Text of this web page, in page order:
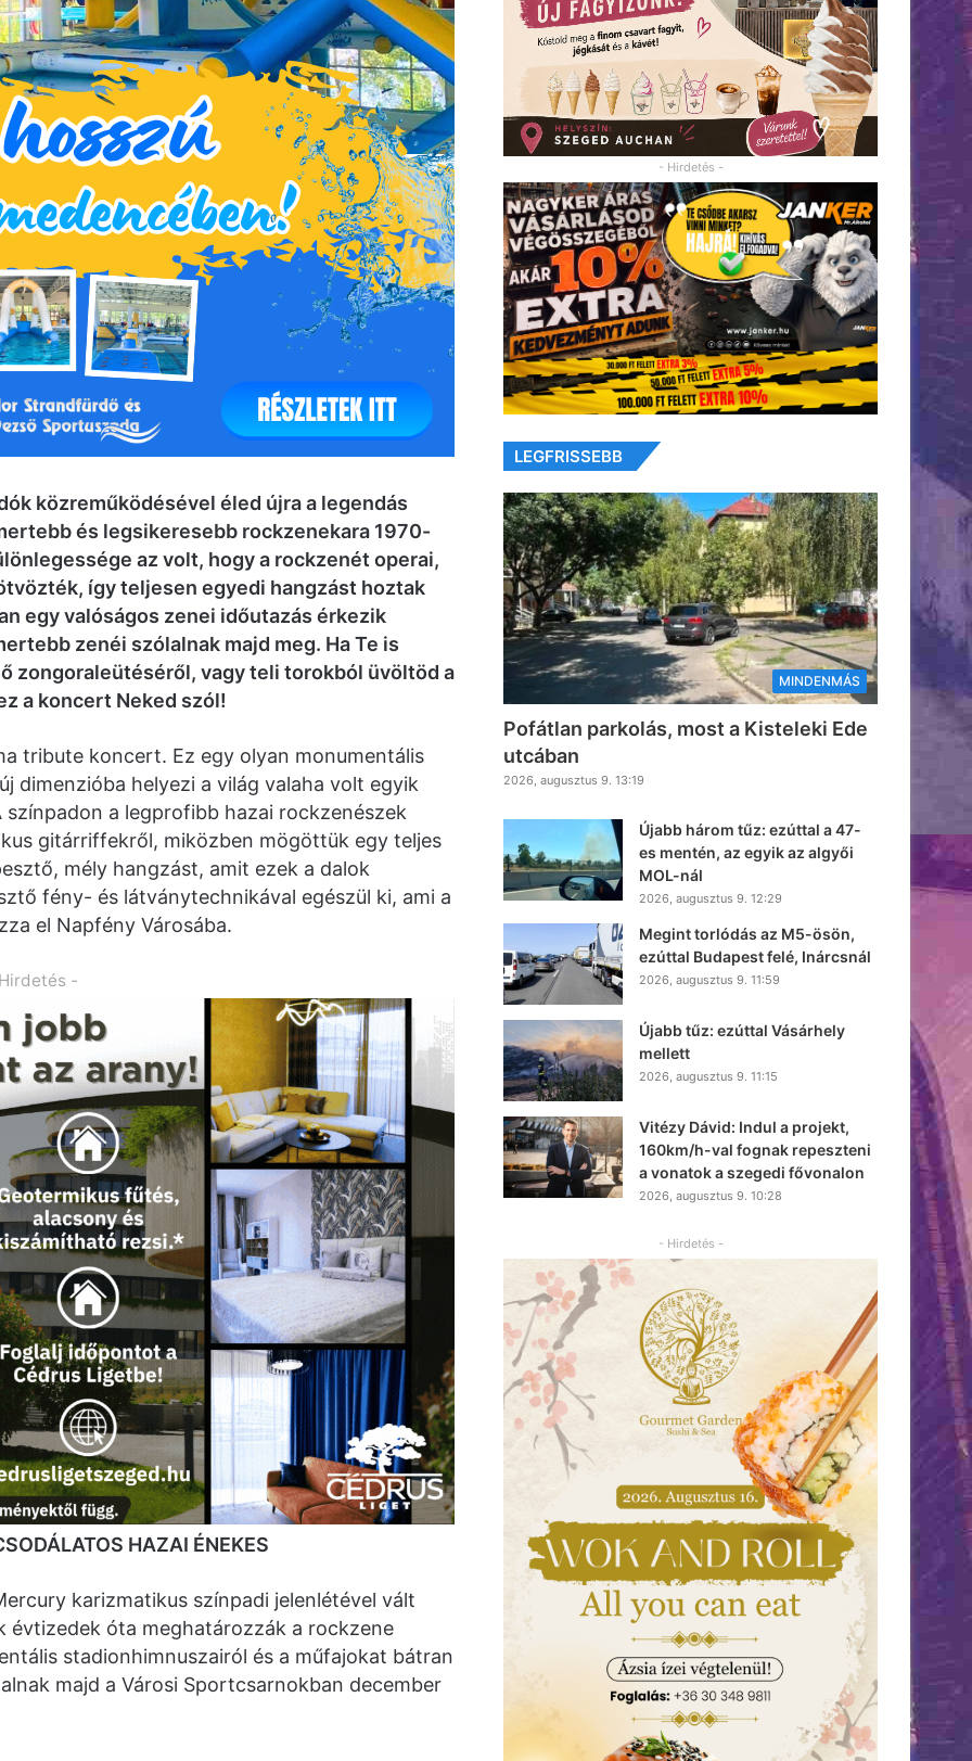
közreműködésével éled újra a legendás
és legsikeresebb rockzenekara 1970-
az volt, hogy a rockzenét operai,
így teljesen egyedi hangzást hoztak
egy valóságos zenei időutazás érkezik
zenéi szólalnak majd meg. Ha Te is
zongoraleütéséről, vagy teli torokból üvöltöd a
a koncert Neked szól!
tribute koncert. Ez egy olyan monumentális
dimenzióba helyezi a világ valaha volt egyik
a legprofibb hazai rockzenészek
gitárriffekről, miközben mögöttük egy teljes
mély hangzást, amit ezek a dalok
fény- és látványtechnikával egészül ki, ami a
el Napfény Városába.
-
HAZAI ÉNEKES
karizmatikus színpadi jelenlétével vált
évtizedek óta meghatározzák a rockzene
stadionhimnuszairól és a műfajokat bátran
majd a Városi Sportcsarnokban december
- Hirdetés -
LEGFRISSEBB
MINDENMÁS
Pofátlan parkolás, most a Kisteleki Ede
utcában
2026, augusztus 9. 13:19
Újabb három tűz: ezúttal a 47-
es mentén, az egyik az algyői
MOL-nál
2026, augusztus 9. 12:29
Megint torlódás az M5-ösön,
ezúttal Budapest felé, Inárcsnál
2026, augusztus 9. 11:59
Újabb tűz: ezúttal Vásárhely
mellett
2026, augusztus 9. 11:15
Vitézy Dávid: Indul a projekt,
160km/h-val fognak repeszteni
a vonatok a szegedi fővonalon
2026, augusztus 9. 10:28
- Hirdetés -